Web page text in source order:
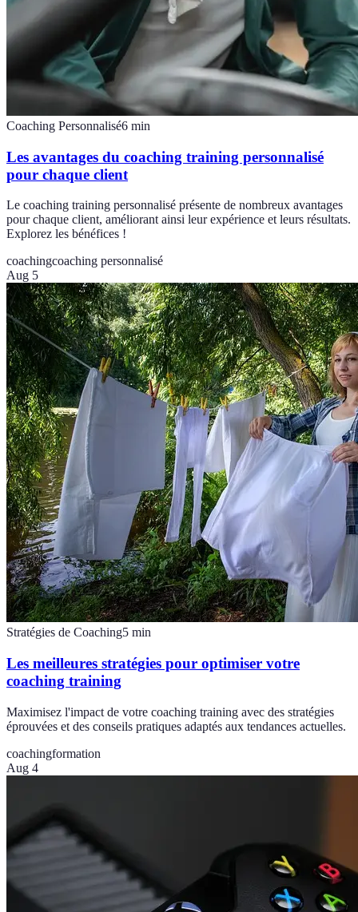
Coaching Personnalisé6 min
Les avantages du coaching training personnalisé
pour chaque client
Le coaching training personnalisé présente de nombreux avantages
pour chaque client, améliorant ainsi leur expérience et leurs résultats.
Explorez les bénéfices !
coachingcoaching personnalisé
Aug 5
Stratégies de Coaching5 min
Les meilleures stratégies pour optimiser votre
coaching training
Maximisez l'impact de votre coaching training avec des stratégies
éprouvées et des conseils pratiques adaptés aux tendances actuelles.
coachingformation
Aug 4